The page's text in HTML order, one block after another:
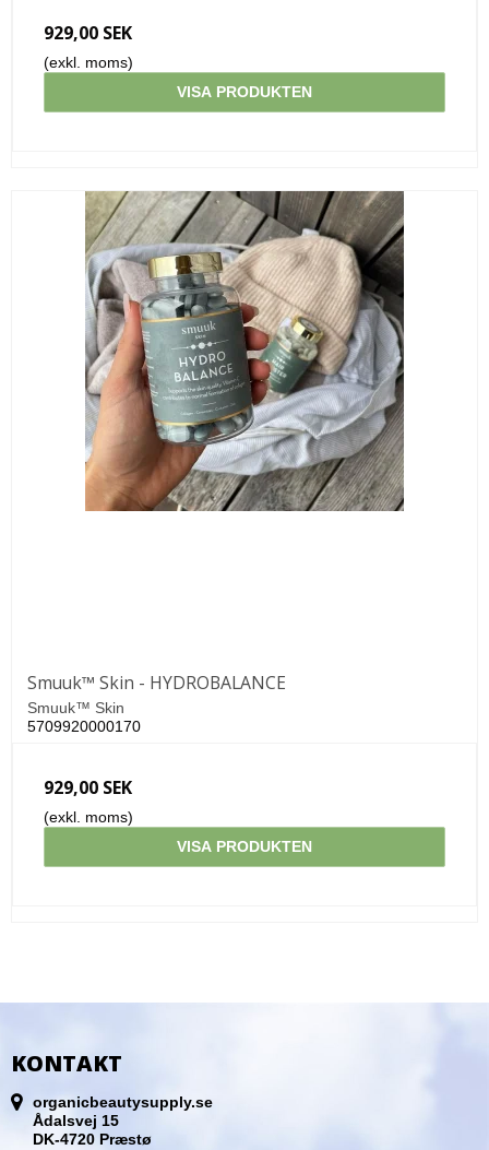
929,00 SEK
(exkl. moms)
VISA PRODUKTEN
Smuuk™ Skin - HYDROBALANCE
Smuuk™ Skin
5709920000170
929,00 SEK
(exkl. moms)
VISA PRODUKTEN
KONTAKT
organicbeautysupply.se
Ådalsvej 15
DK-4720 Præstø